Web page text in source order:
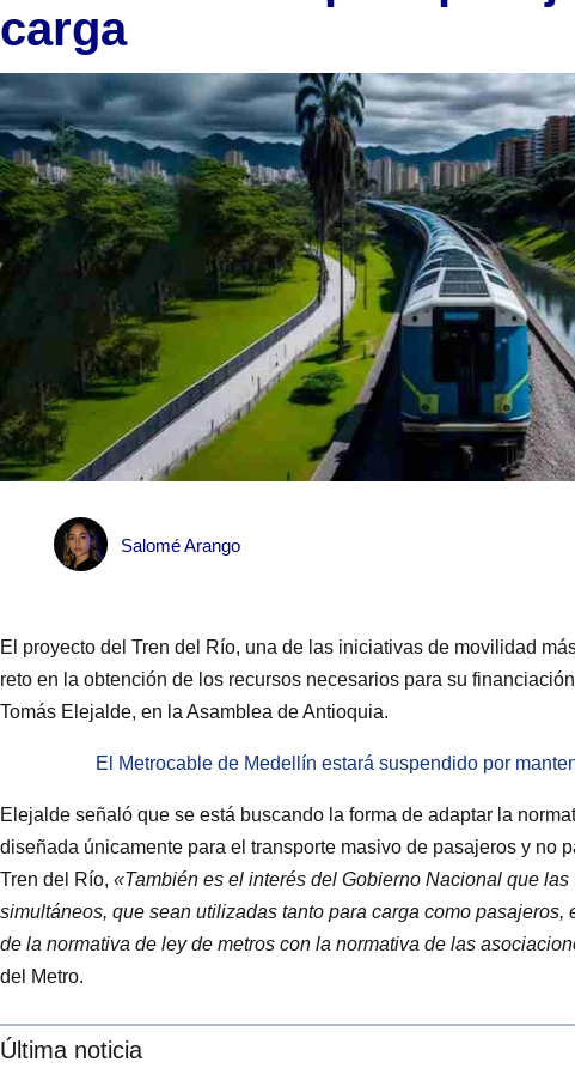
carga
Salomé Arango
El proyecto del Tren del Río, una de las iniciativas de movilidad
reto en la obtención de los recursos necesarios para su
Tomás Elejalde, en la Asamblea de Antioquia.
El Metrocable de Medellín estará suspendido por
Elejalde señaló que se está buscando la forma de adaptar la
diseñada únicamente para el transporte masivo de pasajeros y no
Tren del Río, «También es el interés del Gobierno Nacional que
simultáneos, que sean utilizadas tanto para carga como
de la normativa de ley de metros con la normativa de las
del Metro.
Última noticia